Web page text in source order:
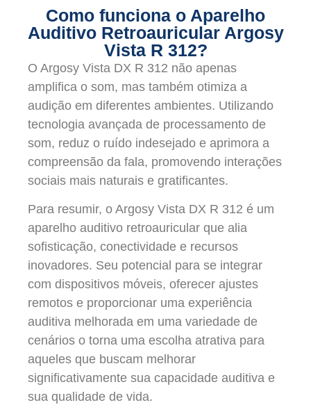
Como funciona o Aparelho
Auditivo Retroauricular Argosy
Vista R 312?
O Argosy Vista DX R 312 não apenas
amplifica o som, mas também otimiza a
audição em diferentes ambientes. Utilizando
tecnologia avançada de processamento de
som, reduz o ruído indesejado e aprimora a
compreensão da fala, promovendo interações
sociais mais naturais e gratificantes.
Para resumir, o Argosy Vista DX R 312 é um
aparelho auditivo retroauricular que alia
sofisticação, conectividade e recursos
inovadores. Seu potencial para se integrar
com dispositivos móveis, oferecer ajustes
remotos e proporcionar uma experiência
auditiva melhorada em uma variedade de
cenários o torna uma escolha atrativa para
aqueles que buscam melhorar
significativamente sua capacidade auditiva e
sua qualidade de vida.